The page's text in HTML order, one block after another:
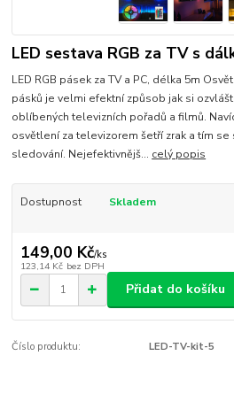
LED sestava RGB za TV s
LED RGB pásek za TV a PC, délka 5m
pásků je velmi efektní způsob jak si
oblíbených televizních pořadů a filmů.
osvětlení za televizorem šetří zrak a tím se
sledování. Nejefektivnějš... celý popis
Dostupnost Skladem
149,00 Kč/ks
123,14 Kč bez DPH
Přidat do košíku
Číslo produktu: LED-TV-kit-5